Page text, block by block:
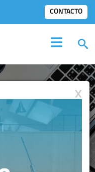
CONTACTO
IDIS:
X